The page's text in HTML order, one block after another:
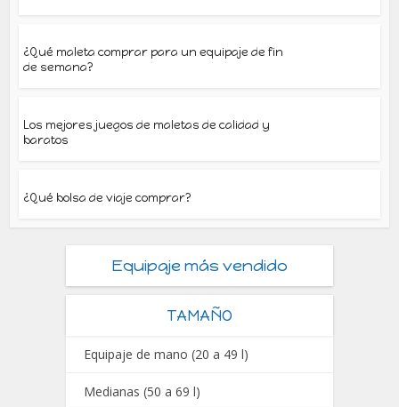
¿Qué maleta comprar para un equipaje de fin
de semana?
Los mejores juegos de maletas de calidad y
baratos
¿Qué bolsa de viaje comprar?
Equipaje más vendido
TAMAÑO
Equipaje de mano (20 a 49 l)
Medianas (50 a 69 l)